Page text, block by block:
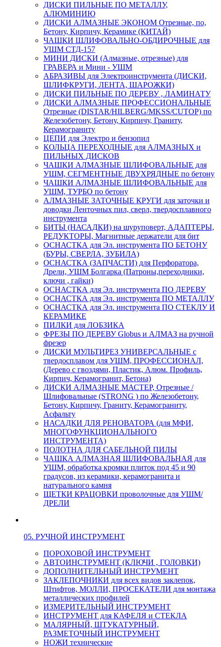
ДИСКИ ПИЛЬНЫЕ ПО МЕТАЛЛУ,
АЛЮМИНИЮ
ДИСКИ АЛМАЗНЫЕ ЭКОНОМ Отрезные, по,
Бетону, Кирпичу, Керамике (КИТАЙ)
ЧАШКИ ШЛИФОВАЛЬНО-ОБДИРОЧНЫЕ для
УШМ СТД-157
МИНИ ДИСКИ (Алмазные, отрезные) для
ГРАВЕРА и Мини - УШМ
АБРАЗИВЫ для Электроинструмента (ДИСКИ,
ШЛИФКРУГИ, ЛЕНТА, ШАРОЖКИ)
ДИСКИ ПИЛЬНЫЕ ПО ДЕРЕВУ , ЛАМИНАТУ
ДИСКИ АЛМАЗНЫЕ ПРОФЕССИОНАЛЬНЫЕ
Отрезные (DISTAR/HILBERG/MKSS/CUTOP) по
Железобетону, Бетону, Кирпичу, Граниту,
Керамограниту
ЦЕПИ для Электро и бензопил
КОЛЬЦА ПЕРЕХОДНЫЕ для АЛМАЗНЫХ и
ПИЛЬНЫХ ДИСКОВ
ЧАШКИ АЛМАЗНЫЕ ШЛИФОВАЛЬНЫЕ для
УШМ, СЕГМЕНТНЫЕ ДВУХРЯДНЫЕ по бетону
ЧАШКИ АЛМАЗНЫЕ ШЛИФОВАЛЬНЫЕ для
УШМ, ТУРБО по бетону
АЛМАЗНЫЕ ЗАТОЧНЫЕ КРУГИ для заточки и
доводки Ленточных пил, сверл, твердосплавного
инструмента
БИТЫ (НАСАДКИ) на шуруповерт, АДАПТЕРЫ,
РЕДУКТОРЫ, Магнитные держатели для бит
ОСНАСТКА для Эл. инструмента ПО БЕТОНУ
(БУРЫ, СВЕРЛА, ЗУБИЛА)
ОСНАСТКА (ЗАПЧАСТИ) для Перфоратора,
Дрели, УШМ Болгарка (Патроны,переходники,
ключи , гайки)
ОСНАСТКА для Эл. инструмента ПО ДЕРЕВУ
ОСНАСТКА для Эл. инструмента ПО МЕТАЛЛУ
ОСНАСТКА для Эл. инструмента ПО СТЕКЛУ И
КЕРАМИКЕ
ПИЛКИ для ЛОБЗИКА
ФРЕЗЫ ПО ДЕРЕВУ Globus и АЛМАЗ на ручной
фрезер
ДИСКИ МУЛЬТИРЕЗ УНИВЕРСАЛЬНЫЕ с
твердосплавом для УШМ, ПРОФЕССИОНАЛ,
(Дерево с гвоздями, Пластик, Алюм. Профиль,
Кирпич, Керамогранит, Бетона)
ДИСКИ АЛМАЗНЫЕ МАСТЕР, Отрезные /
Шлифовальные (STRONG ) по Железобетону,
Бетону, Кирпичу, Граниту, Керамограниту,
Асфальту
НАСАДКИ ДЛЯ РЕНОВАТОРА (для МФИ,
МНОГОФУНКЦИОНАЛЬНОГО
ИНСТРУМЕНТА)
ПОЛОТНА ДЛЯ САБЕЛЬНОЙ ПИЛЫ
ЧАШКА АЛМАЗНАЯ ШЛИФОВАЛЬНАЯ для
УШМ, обработка кромки плиток под 45 и 90
градусов, из керамики, керамогранита и
натурального камня
ЩЕТКИ КРАЦОВКИ проволочные для УШМ/
ДРЕЛИ
05. РУЧНОЙ ИНСТРУМЕНТ
ПОРОХОВОЙ ИНСТРУМЕНТ
АВТОИНСТРУМЕНТ (КЛЮЧИ , ГОЛОВКИ)
ДОПОЛНИТЕЛЬНЫЙ ИНСТРУМЕНТ
ЗАКЛЕПОЧНИКИ для всех видов заклепок,
Штифтов, МОЛЛИ, ПРОСЕКАТЕЛИ для монтажа
металлических профилей
ИЗМЕРИТЕЛЬНЫЙ ИНСТРУМЕНТ
ИНСТРУМЕНТ для КАФЕЛЯ и СТЕКЛА
МАЛЯРНЫЙ, ШТУКАТУРНЫЙ,
РАЗМЕТОЧНЫЙ ИНСТРУМЕНТ
НОЖИ технические